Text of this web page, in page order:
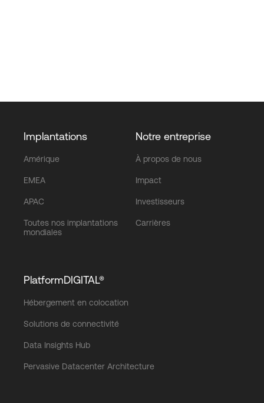
Implantations
Amérique
EMEA
APAC
Toutes nos implantations
mondiales
Notre entreprise
À propos de nous
Impact
Investisseurs
Carrières
PlatformDIGITAL®
Hébergement en colocation
Solutions de connectivité
Data Insights Hub
Pervasive Datacenter Architecture